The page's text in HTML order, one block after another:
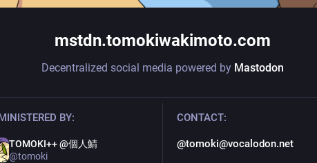
mstdn.tomokiwakimoto.com
Decentralized social media powered by Mastodon
BY:
TOMOKI++ @個人鯖
@tomoki
CONTACT:
@tomoki@vocalodon.net